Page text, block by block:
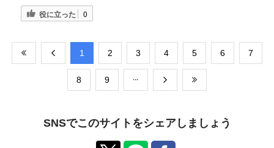
役に立った 0
​1 ​2 ​3 ​4 ​5 ​6 ​7
​8 ​9
SNSでこのサイトをシェアしましょう